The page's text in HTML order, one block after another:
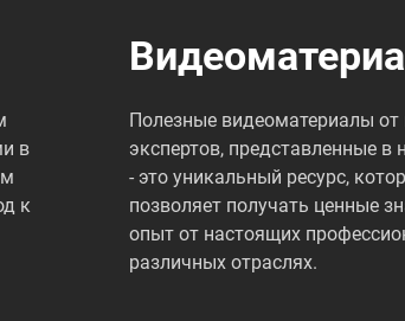
в
к
Полезные видеоматериалы
экспертов, представленные в
- это уникальный ресурс,
позволяет получать ценные
опыт от настоящих
различных отраслях.